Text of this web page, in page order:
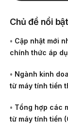
Chủ đề nổi bật
• Cập nhật mới
chính thức áp
• Ngành kinh
từ máy tính tiền
• Tổng hợp các
từ máy tính tiền